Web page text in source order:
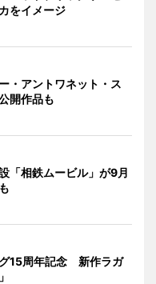
をイメージ
・アントワネット・ス
開作品も
「相鉄ムービル」が9月
15周年記念 新作ラガ